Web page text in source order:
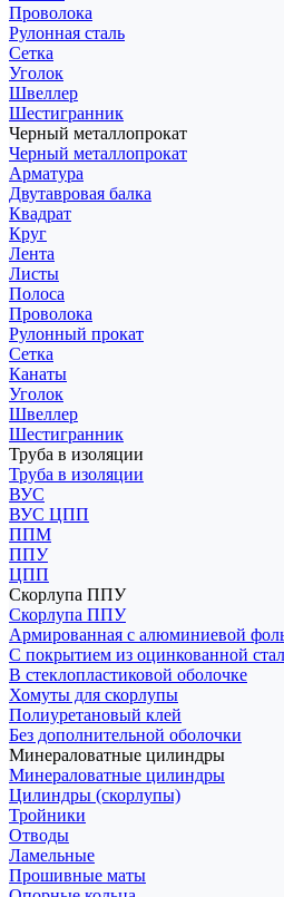
Проволока
Рулонная сталь
Сетка
Уголок
Швеллер
Шестигранник
Черный металлопрокат
Черный металлопрокат
Арматура
Двутавровая балка
Квадрат
Круг
Лента
Листы
Полоса
Проволока
Рулонный прокат
Сетка
Канаты
Уголок
Швеллер
Шестигранник
Труба в изоляции
Труба в изоляции
ВУС
ВУС ЦПП
ППМ
ППУ
ЦПП
Скорлупа ППУ
Скорлупа ППУ
Армированная с алюминиевой
С покрытием из оцинкованной
В стеклопластиковой оболочке
Хомуты для скорлупы
Полиуретановый клей
Без дополнительной оболочки
Минераловатные цилиндры
Минераловатные цилиндры
Цилиндры (скорлупы)
Тройники
Отводы
Ламельные
Прошивные маты